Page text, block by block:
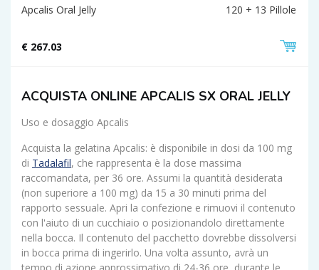
Apcalis Oral Jelly 120 + 13 Pillole
€ 267.03
ACQUISTA ONLINE APCALIS SX ORAL JELLY
Uso e dosaggio Apcalis
Acquista la gelatina Apcalis: è disponibile in dosi da 100 mg
di Tadalafil, che rappresenta è la dose massima
raccomandata, per 36 ore. Assumi la quantità desiderata
(non superiore a 100 mg) da 15 a 30 minuti prima del
rapporto sessuale. Apri la confezione e rimuovi il contenuto
con l'aiuto di un cucchiaio o posizionandolo direttamente
nella bocca. Il contenuto del pacchetto dovrebbe dissolversi
in bocca prima di ingerirlo. Una volta assunto, avrà un